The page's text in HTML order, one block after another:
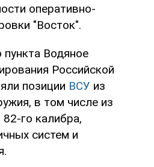
оперативно-
"Восток".
пункта Водяное
Российской
позиции ВСУ из
в том числе из
го калибра,
систем и